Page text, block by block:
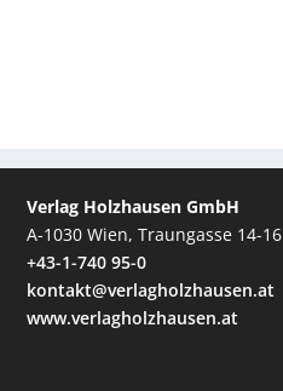
Verlag Holzhausen GmbH
A-1030 Wien, Traungasse 14-16
+43-1-740 95-0
kontakt@verlagholzhausen.at
www.verlagholzhausen.at